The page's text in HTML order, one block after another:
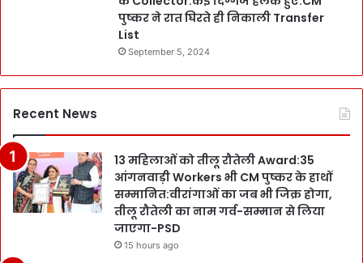
पुष्कर ने रात घिरते ही निकाली Transfer
List
September 5, 2024
Recent News
13 महिलाओं को तीलू रौतेली Award:35
आंगनवाड़ी Workers भी CM पुष्कर के हाथों
सम्मानित:वीरांगाओं का जब भी जिक्र होगा,
तीलू रौतेली का नाम गर्व-सम्मान से लिया
जाएगा-PSD
15 hours ago